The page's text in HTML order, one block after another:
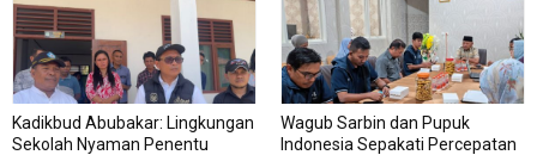
Kadikbud Abubakar: Lingkungan
Sekolah Nyaman Penentu
Wagub Sarbin dan Pupuk
Indonesia Sepakati Percepatan